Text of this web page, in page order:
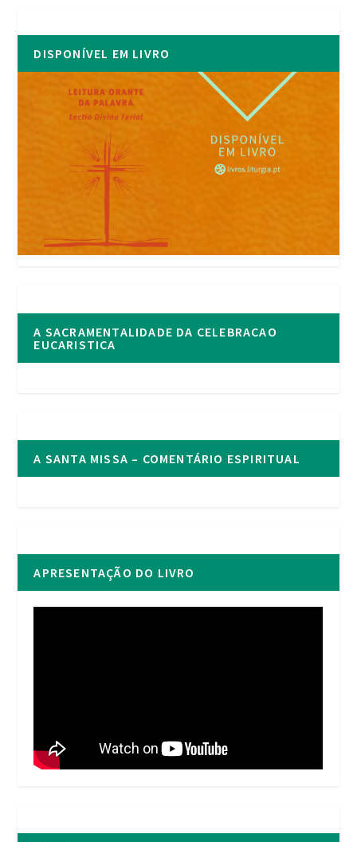
DISPONÍVEL EM LIVRO
A SACRAMENTALIDADE DA CELEBRACAO
EUCARISTICA
A SANTA MISSA – COMENTÁRIO ESPIRITUAL
APRESENTAÇÃO DO LIVRO